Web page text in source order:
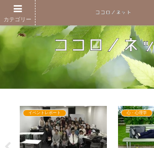
イベントレポート 心・心理学
カテゴリー